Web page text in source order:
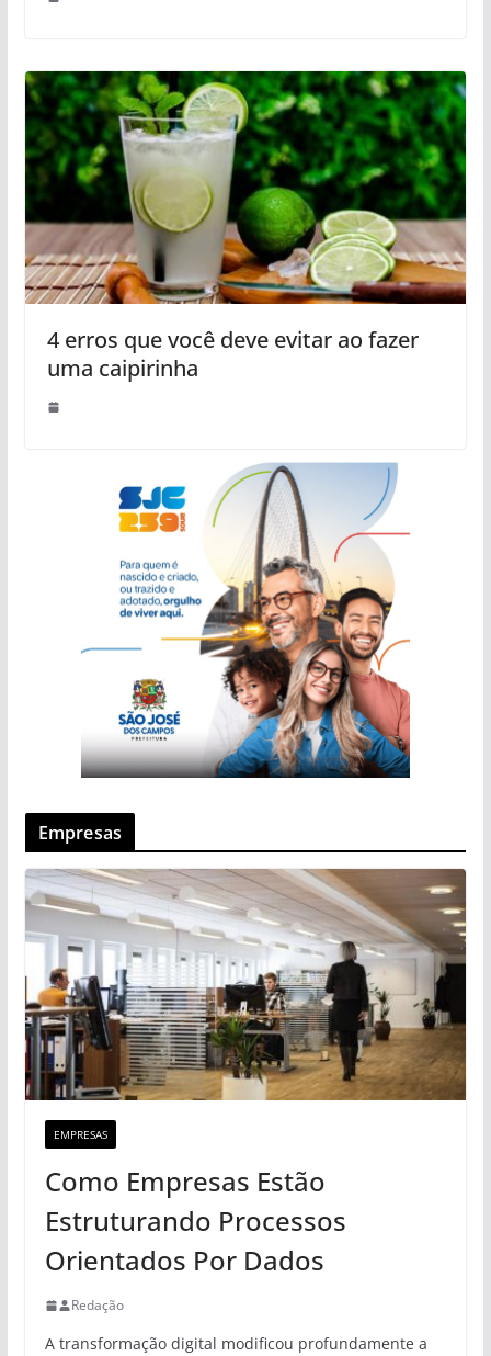
4 erros que você deve evitar ao fazer
uma caipirinha
Empresas
EMPRESAS
Como Empresas Estão
Estruturando Processos
Orientados Por Dados
Redação
A transformação digital modificou profundamente a